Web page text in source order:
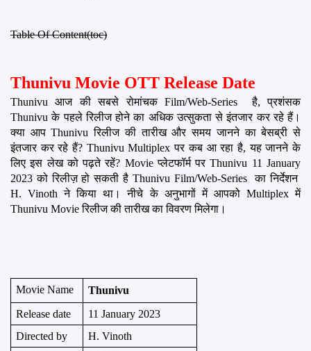
Table Of Content(toc)
Thunivu Movie OTT Release Date
Thunivu आज की सबसे रोमांचक Film/Web-Series  है, प्रशंसक
Thunivu के पहले रिलीज होने का अधिक उत्सुकता से इंतजार कर रहे हैं।
क्या आप Thunivu रिलीज की तारीख और समय जानने का बेसब्री से
इंतजार कर रहे हैं? Thunivu Multiplex पर कब आ रहा है, यह जानने के
लिए इस लेख को पढ़ते रहें? Movie प्लेटफॉर्म पर Thunivu 11 January
2023 को रिलीज़ हो सकती है Thunivu Film/Web-Series  का निर्देशन
H. Vinoth ने किया था। नीचे के अनुभागों में आपको Multiplex में
Thunivu Movie रिलीज की तारीख का विवरण मिलेगा।
Movie Name
Thunivu
Release date
11 January 2023
Directed by
H. Vinoth